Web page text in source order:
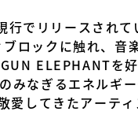
行でリリースされ
ロックに触れ、
ELEPHANTを好
みなぎるエネルギ
してきたアーテ